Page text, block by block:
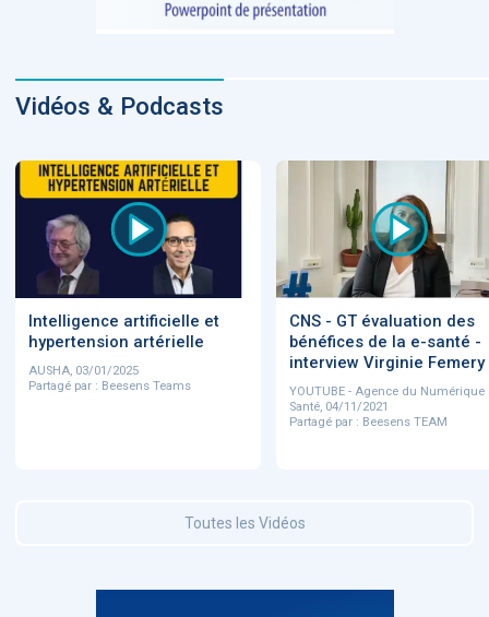
Vidéos & Podcasts
Intelligence artificielle et
hypertension artérielle
AUSHA, 03/01/2025
Partagé par : Beesens Teams
CNS - GT évaluation des
bénéfices de la e-santé -
interview Virginie Femery
YOUTUBE - Agence du Numérique
Santé, 04/11/2021
Partagé par : Beesens TEAM
Toutes les Vidéos